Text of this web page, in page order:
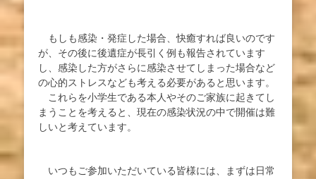
もしも感染・発症した場合、快癒すれば良いのです
が、その後に後遺症が長引く例も報告されています
し、感染した方がさらに感染させてしまった場合など
の心的ストレスなども考える必要があると思います。
これらを小学生である本人やそのご家族に起きてし
まうことを考えると、現在の感染状況の中で開催は難
しいと考えています。
いつもご参加いただいている皆様には、まずは日常